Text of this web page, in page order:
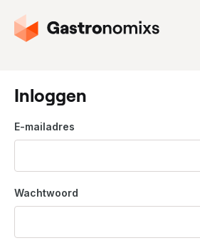
G
a
a
r
d
e
o
m
e
a
Inloggen
E-mailadres
Wachtwoord